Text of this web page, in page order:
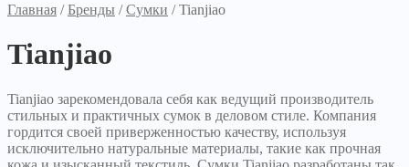
Главная /Бренды /Сумки /Tianjiao
Tianjiao
Tianjiao зарекомендовала себя как ведущий производитель
стильных и практичных сумок в деловом стиле. Компания
гордится своей приверженностью качеству, используя
исключительно натуральные материалы, такие как прочная